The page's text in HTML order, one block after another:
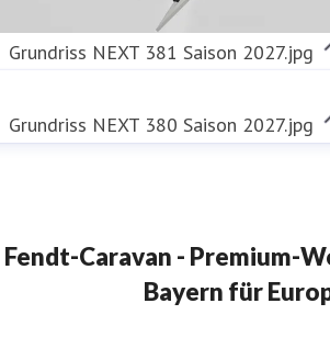
Grundriss NEXT 381 Saison 2027.jpg
Grundriss NEXT 380 Saison 2027.jpg
Fendt-Caravan - Premium-
Bayern für